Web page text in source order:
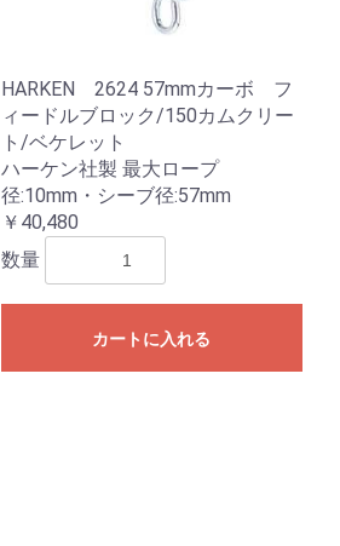
HARKEN 2624 57mmカーボ フ
ィードルブロック/150カムクリー
ト/ベケレット
ハーケン社製 最大ロープ
径:10mm・シーブ径:57mm
￥40,480
数量
カートに入れる